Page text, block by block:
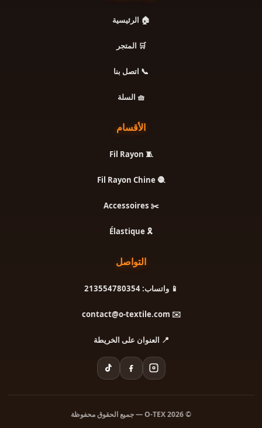
🏠 الرئيسية
🛒 المتجر
📞 اتصل بنا
🧺 السلة
الأقسام
🧵 Fil Rayon
🧶 Fil Rayon Chine
✂️ Accessoires
🎗️ Élastique
التواصل
📱 واتساب: 213554780354
✉️ contact@o-textile.com
📍 العنوان على الخريطة
© 2026 O-TEX — جميع الحقوق محفوظة